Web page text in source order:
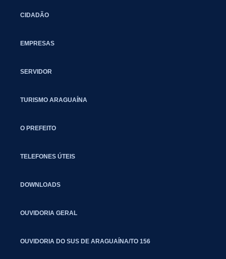
CIDADÃO
EMPRESAS
SERVIDOR
TURISMO ARAGUAÍNA
O PREFEITO
TELEFONES ÚTEIS
DOWNLOADS
OUVIDORIA GERAL
OUVIDORIA DO SUS DE ARAGUAÍNA/TO 156